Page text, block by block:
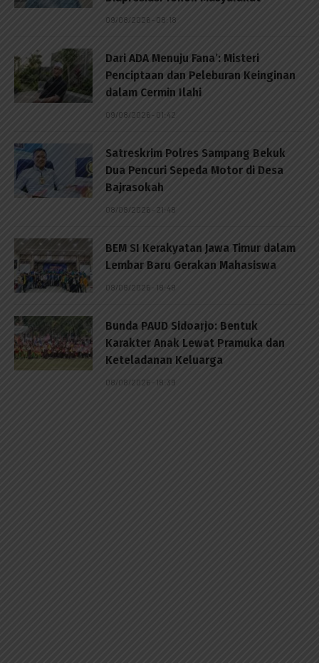
09/08/2026 - 08:18
Dari ADA Menuju Fana’: Misteri
Penciptaan dan Peleburan Keinginan
dalam Cermin Ilahi
09/08/2026 - 01:42
Satreskrim Polres Sampang Bekuk
Dua Pencuri Sepeda Motor di Desa
Bajrasokah
08/08/2026 - 21:48
BEM SI Kerakyatan Jawa Timur dalam
Lembar Baru Gerakan Mahasiswa
08/08/2026 - 18:48
Bunda PAUD Sidoarjo: Bentuk
Karakter Anak Lewat Pramuka dan
Keteladanan Keluarga
08/08/2026 - 18:39